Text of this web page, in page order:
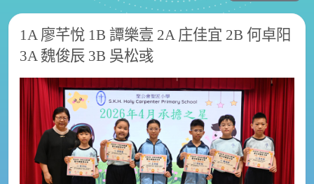
1A 廖芊悅 1B 譚樂壹 2A 庄佳宜 2B 何卓阳
3A 魏俊辰 3B 吳松彧